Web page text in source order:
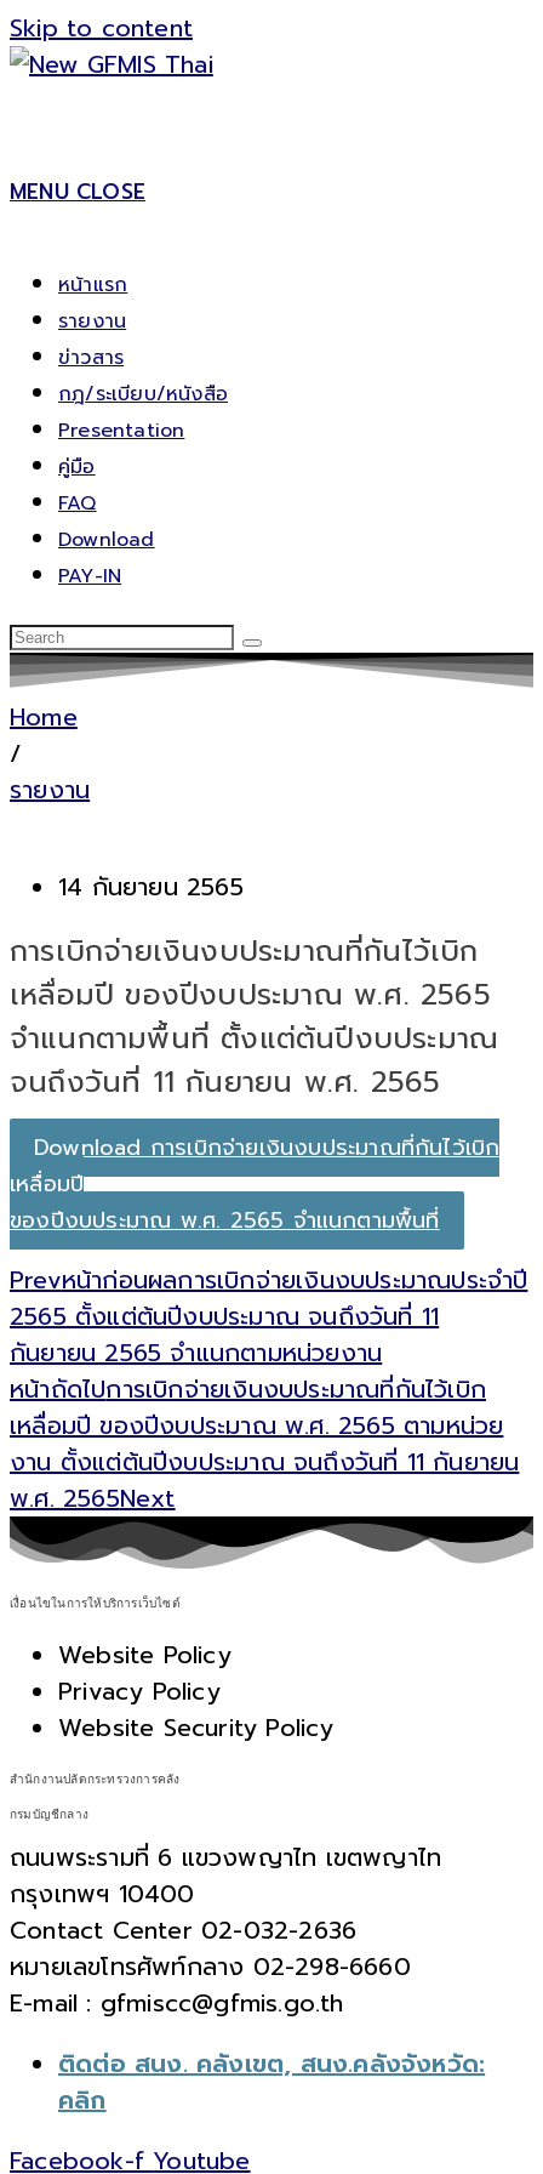
Skip to content
MENU CLOSE
หน้าแรก
รายงาน
ข่าวสาร
กฎ/ระเบียบ/หนังสือ
Presentation
คู่มือ
FAQ
Download
PAY-IN
Home
/
รายงาน
14 กันยายน 2565
การเบิกจ่ายเงินงบประมาณที่กันไว้เบิก
เหลื่อมปี ของปีงบประมาณ พ.ศ. 2565
จำแนกตามพื้นที่ ตั้งแต่ต้นปีงบประมาณ
จนถึงวันที่ 11 กันยายน พ.ศ. 2565
Download การเบิกจ่ายเงินงบประมาณที่กันไว้เบิก
เหลื่อมปี
ของปีงบประมาณ พ.ศ. 2565 จำแนกตามพื้นที่
Prevหน้าก่อนผลการเบิกจ่ายเงินงบประมาณประจำปี
2565 ตั้งแต่ต้นปีงบประมาณ จนถึงวันที่ 11
กันยายน 2565 จำแนกตามหน่วยงาน
หน้าถัดไปการเบิกจ่ายเงินงบประมาณที่กันไว้เบิก
เหลื่อมปี ของปีงบประมาณ พ.ศ. 2565 ตามหน่วย
งาน ตั้งแต่ต้นปีงบประมาณ จนถึงวันที่ 11 กันยายน
พ.ศ. 2565Next
เงื่อนไขในการให้บริการเว็บไซต์
Website Policy
Privacy Policy
Website Security Policy
สำนักงานปลัดกระทรวงการคลัง
กรมบัญชีกลาง
ถนนพระรามที่ 6 แขวงพญาไท เขตพญาไท
กรุงเทพฯ 10400
Contact Center 02-032-2636
หมายเลขโทรศัพท์กลาง 02-298-6660
E-mail : gfmiscc@gfmis.go.th
ติดต่อ สนง. คลังเขต, สนง.คลังจังหวัด:
คลิก
Facebook-f Youtube